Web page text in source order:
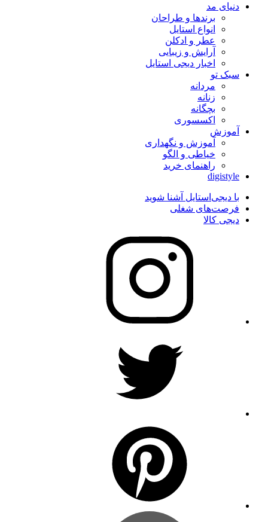
دنیای مد
برندها و طراحان
انواع استایل
عطر و ادکلن
آرایش و زیبایی
اخبار دیجی استایل
سبک تو
مردانه
زنانه
بچگانه
اکسسوری
آموزش
آموزش و نگهداری
خیاطی و الگو
راهنمای خرید
digistyle
با دیجی‌استایل آشنا شوید
فرصت‌های شغلی
دیجی کالا